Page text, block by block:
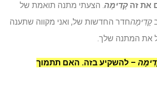
את זה קָדִימָה. הצעתי מתנה תואמת של
קָדִימָהחדר החדשות של, ואני מקווה שתענה
את המתנה שלך.
– להשקיע בזה. האם תתמוך